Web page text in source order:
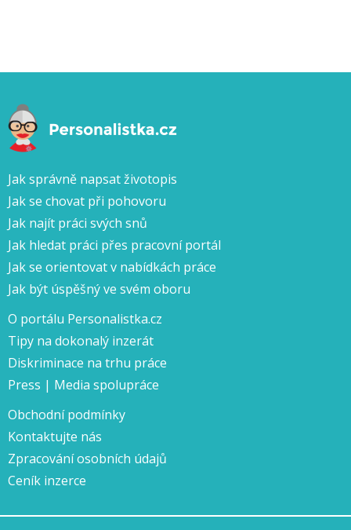
Jak správně napsat životopis
Jak se chovat při pohovoru
Jak najít práci svých snů
Jak hledat práci přes pracovní portál
Jak se orientovat v nabídkách práce
Jak být úspěšný ve svém oboru
O portálu Personalistka.cz
Tipy na dokonalý inzerát
Diskriminace na trhu práce
Press | Media spolupráce
Obchodní podmínky
Kontaktujte nás
Zpracování osobních údajů
Ceník inzerce